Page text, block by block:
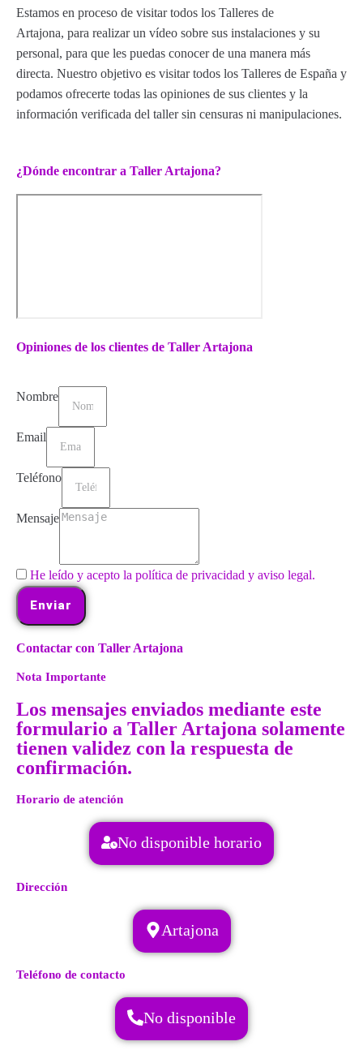
Estamos en proceso de visitar todos los Talleres de
Artajona, para realizar un vídeo sobre sus instalaciones y su
personal, para que les puedas conocer de una manera más
directa. Nuestro objetivo es visitar todos los Talleres de España y
podamos ofrecerte todas las opiniones de sus clientes y la
información verificada del taller sin censuras ni manipulaciones.
¿Dónde encontrar a Taller Artajona?
Opiniones de los clientes de Taller Artajona
Nombre
Email
Teléfono
Mensaje
He leído y acepto la política de privacidad y aviso legal.
Enviar
Contactar con Taller Artajona
Nota Importante
Los mensajes enviados mediante este
formulario a Taller Artajona solamente
tienen validez con la respuesta de
confirmación.
Horario de atención
No disponible horario
Dirección
Artajona
Teléfono de contacto
No disponible